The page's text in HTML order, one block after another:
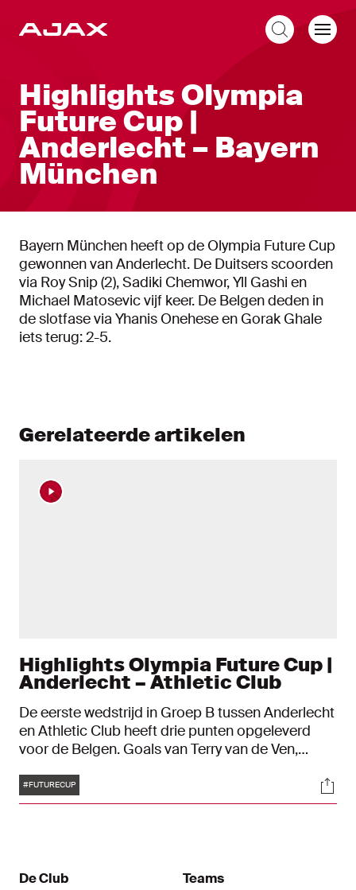
Highlights Olympia
Future Cup |
Anderlecht – Bayern
München
Bayern München heeft op de Olympia Future Cup
gewonnen van Anderlecht. De Duitsers scoorden
via Roy Snip (2), Sadiki Chemwor, Yll Gashi en
Michael Matosevic vijf keer. De Belgen deden in
de slotfase via Yhanis Onehese en Gorak Ghale
iets terug: 2-5.
Gerelateerde artikelen
Highlights Olympia Future Cup |
Anderlecht – Athletic Club
De eerste wedstrijd in Groep B tussen Anderlecht
en Athletic Club heeft drie punten opgeleverd
voor de Belgen. Goals van Terry van de Ven,
een 3-1-zege. Álex Urresti Recio was trefzeker
voor de Spanjaarden.
Tags
#FUTURECUP
De Club
Teams